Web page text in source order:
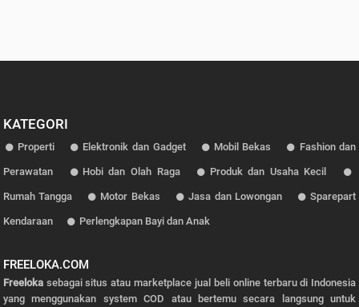
KATEGORI
Properti Elektronik dan Gadget Mobil Bekas Fashion dan
Perawatan Hobi dan Olah Raga Produk dan Usaha Kecil
Rumah Tangga Motor Bekas Jasa dan Lowongan Sparepart
Kendaraan Perlengkapan Bayi dan Anak
FREELOKA.COM
Freelokasebagai situs atau marketplace jual beli online terbaru di Indonesia
yang menggunakan system COD atau bertemu secara langsung untuk